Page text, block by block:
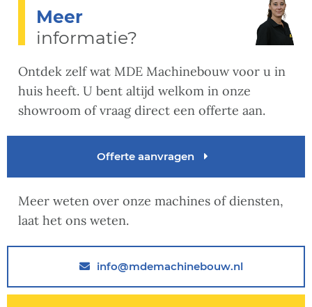
Meer
informatie?
Ontdek zelf wat MDE Machinebouw voor u in
huis heeft. U bent altijd welkom in onze
showroom of vraag direct een offerte aan.
Offerte aanvragen
Meer weten over onze machines of diensten,
laat het ons weten.
info@mdemachinebouw.nl